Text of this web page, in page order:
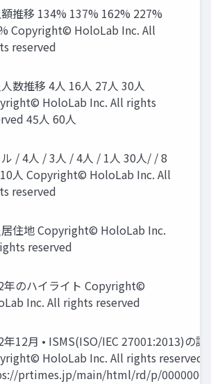
推移 134% 137% 162% 227%
Copyright© HoloLab Inc. All
reserved
数推移 4人 16人 27人 30人
HoloLab Inc. All rights
45人 60人
/ 4人 / 3人 / 4人 / 1人 30人/ / 8
人 Copyright© HoloLab Inc. All
reserved
住地 Copyright© HoloLab Inc.
reserved
年のハイライト Copyright©
Inc. All rights reserved
年12月 • ISMS(ISO/IEC 27001:2013)の
HoloLab Inc. All rights reserved
prtimes.jp/main/html/rd/p/